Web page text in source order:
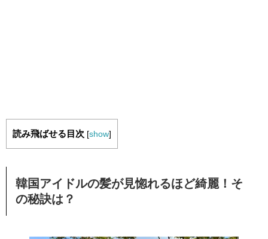
読み飛ばせる目次 [show]
韓国アイドルの髪が見惚れるほど綺麗！そ
の秘訣は？